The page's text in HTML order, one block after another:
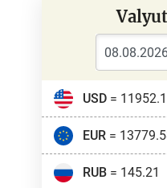
USD=
EUR=
RUB= 145.21